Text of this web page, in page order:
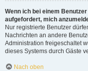
Wenn ich bei einem
aufgefordert, mich
Nur registrierte Benutzer
Nachrichten an andere
Administration freigeschaltet
dieses Systems durch Gäste
Nach oben